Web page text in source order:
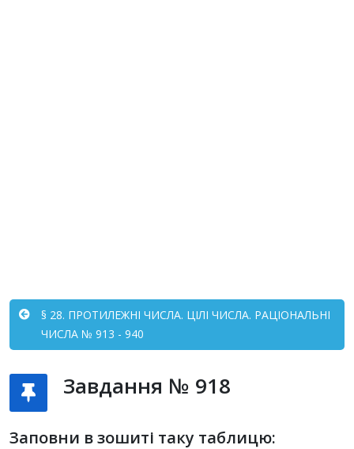
§ 28. ПРОТИЛЕЖНІ ЧИСЛА. ЦІЛІ ЧИСЛА. РАЦІОНАЛЬНІ
ЧИСЛА № 913 - 940
Завдання № 918
Заповни в зошиті таку таблицю: